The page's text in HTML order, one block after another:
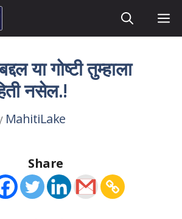
या गोष्टी तुम्हाला
नसेल.!
MahitiLake
Share